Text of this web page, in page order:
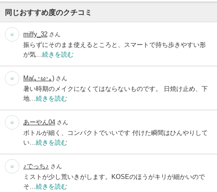
同じおすすめ度のクチコミ
miffy_32 さん
振らずにそのまま使えるところと、スマートで持ち歩きやすい形
が気… 続きを読む
Ma(｡･ω･｡) さん
暑い時期のメイクになくてはならないものです。 日焼け止め、下
地… 続きを読む
あーやん04 さん
ボトルが細く、コンパクトでいいです 付けた瞬間はひんやりして
い… 続きを読む
♪でっち♪ さん
ミストが少し荒いきがします。KOSEのほうがキリが細かいので
そ… 続きを読む